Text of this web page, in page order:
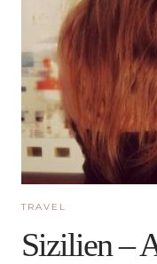
TRAVEL
Sizilien –